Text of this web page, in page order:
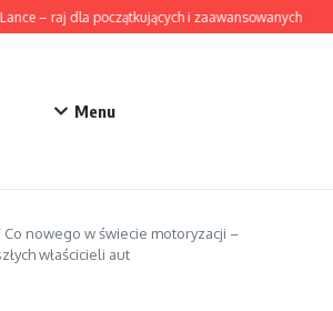
– raj dla początkujących i zaawansowanych
Menu
Co nowego w świecie motoryzacji –
właścicieli aut